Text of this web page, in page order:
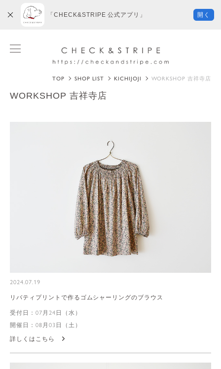
TOP SHOP LIST KICHIJOJI WORKSHOP 吉祥寺店
WORKSHOP 吉祥寺店
2024.07.19
リバティプリントで作るゴムシャーリングのブラウス
受付日：07月24日（水）
開催日：08月03日（土）
詳しくはこちら
「CHECK&STRIPE 公式アプリ」 開く